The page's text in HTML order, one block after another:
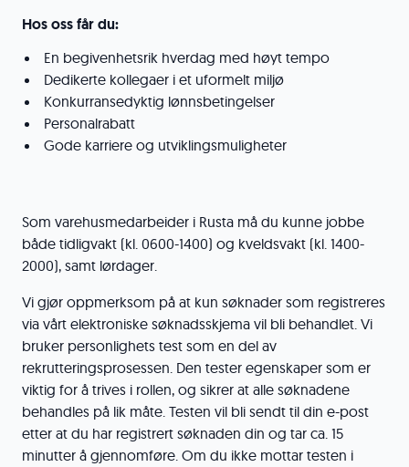
Hos oss får du:
En begivenhetsrik hverdag med høyt tempo
Dedikerte kollegaer i et uformelt miljø
Konkurransedyktig lønnsbetingelser
Personalrabatt
Gode karriere og utviklingsmuligheter
Som varehusmedarbeider i Rusta må du kunne jobbe
både tidligvakt (kl. 0600-1400) og kveldsvakt (kl. 1400-
2000), samt lørdager.
Vi gjør oppmerksom på at kun søknader som registreres
via vårt elektroniske søknadsskjema vil bli behandlet. Vi
bruker personlighets test som en del av
rekrutteringsprosessen. Den tester egenskaper som er
viktig for å trives i rollen, og sikrer at alle søknadene
behandles på lik måte. Testen vil bli sendt til din e-post
etter at du har registrert søknaden din og tar ca. 15
minutter å gjennomføre. Om du ikke mottar testen i